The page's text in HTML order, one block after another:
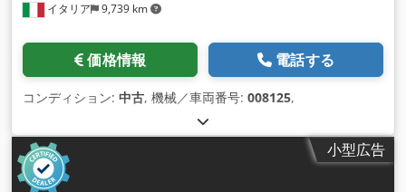
イタリア 9,739 km
価格情報 電話する
コンディション: 中古, 機械／車両番号: 008125,
小型広告